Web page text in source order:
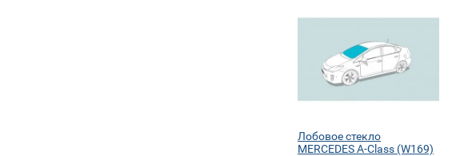
Лобовое стекло
MERCEDES A-Class (W169)